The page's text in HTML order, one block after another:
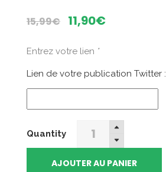
15,99€
Le
initial
était :
15,99€.
11,90€
est :
11,90€.
Entrez votre lien *
Lien de votre publication Twitter :
Quantity
Retweets
Twitter
AJOUTER AU PANIER